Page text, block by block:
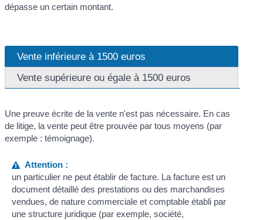
dépasse un certain montant.
Vente inférieure à 1500 euros
Vente supérieure ou égale à 1500 euros
Une preuve écrite de la vente n'est pas nécessaire. En cas
de litige, la vente peut être prouvée par tous moyens (par
exemple : témoignage).
Attention :
un particulier ne peut établir de facture. La facture est un
document détaillé des prestations ou des marchandises
vendues, de nature commerciale et comptable établi par
une structure juridique (par exemple, société,